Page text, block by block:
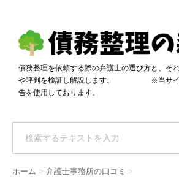
債務整理体験談
おすすめ
料金比較
自己破産・個人再生料金比較
過払い金料金比較
専門家の選び方
料金で選ぶ
債務整理を依頼する際の弁護士の選び方と、そ
や評判を検証し解説します。 ※当サイト
告を使用しております。
ホーム > 弁護士事務所の口コミ >